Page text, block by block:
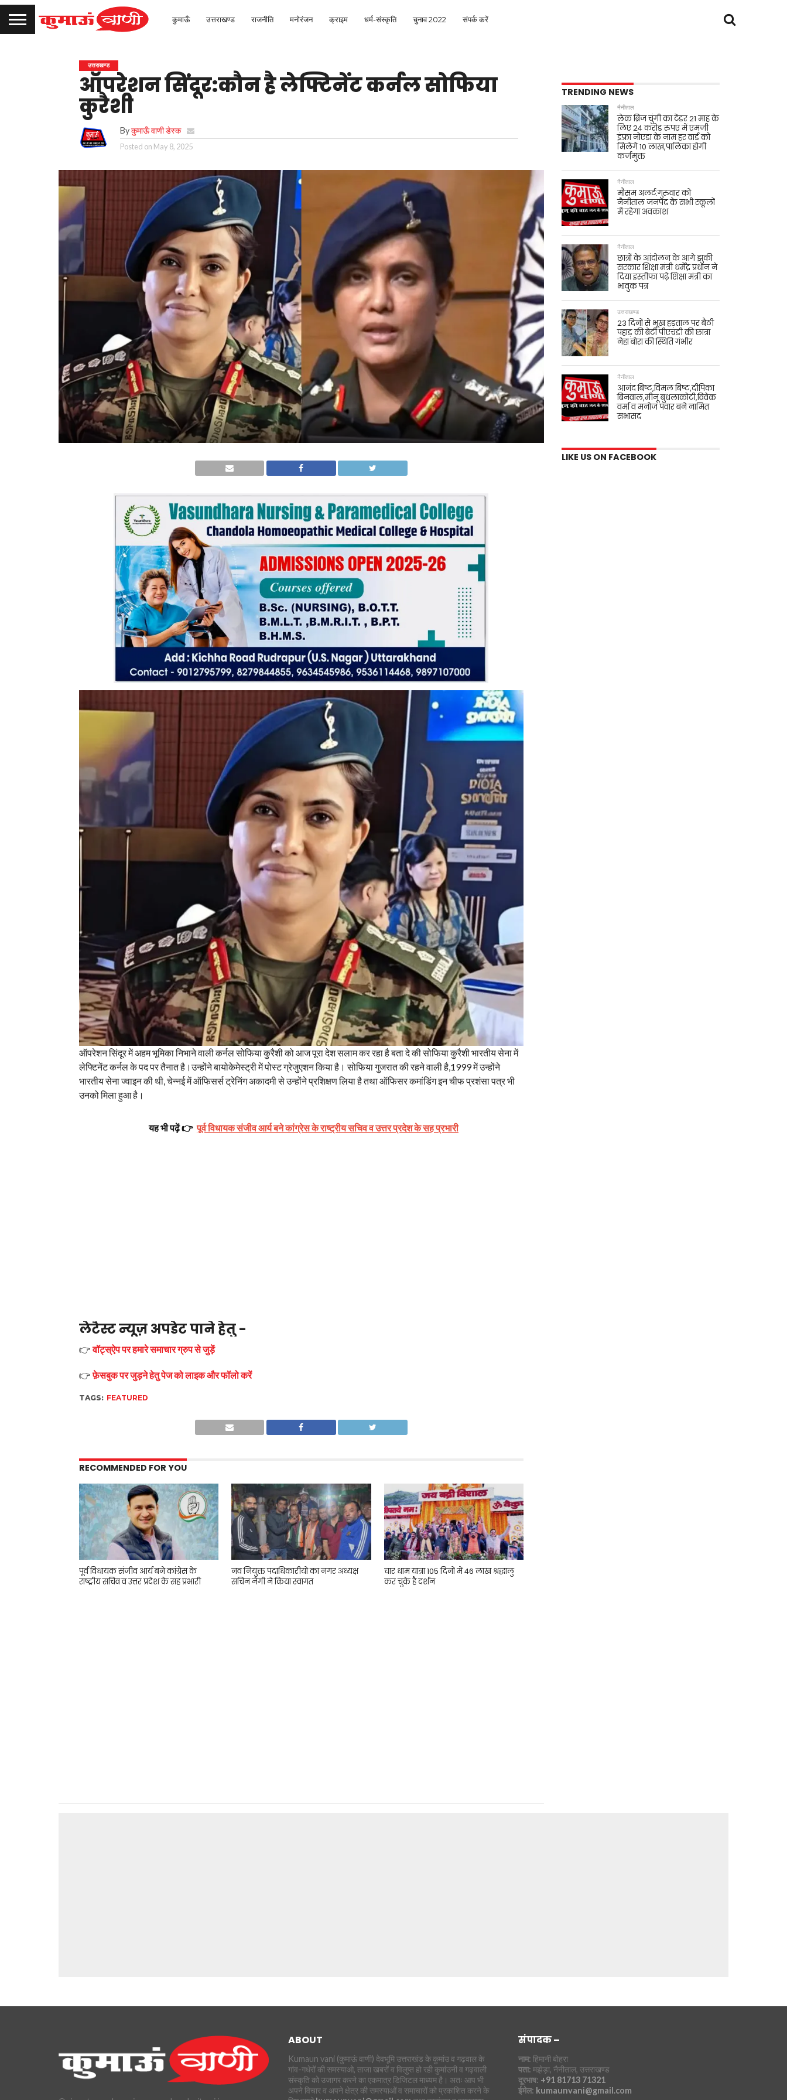
कुमाऊँ उत्तराखण्ड राजनीति मनोरंजन क्राइम धर्म-संस्कृति चुनाव 2022 संपर्क करें
उत्तराखण्ड
ऑपरेशन सिंदूर:कौन है लेफ्टिनेंट कर्नल सोफिया
कुरैशी
Byकुमाऊँ वाणी डेस्क
Posted on May 8, 2025
ऑपरेशन सिंदूर में अहम भूमिका निभाने वाली कर्नल सोफिया कुरैशी को आज पूरा देश सलाम कर रहा है बता दे की सोफिया कुरैशी भारतीय सेना में
लेफ्टिनेंट कर्नल के पद पर तैनात है।उन्होंने बायोकेमेस्ट्री में पोस्ट ग्रेजुएशन किया है। सोफिया गुजरात की रहने वाली है,1999 में उन्होंने
भारतीय सेना ज्वाइन की थी, चेन्नई में ऑफिसर्स ट्रेनिंग अकादमी से उन्होंने प्रशिक्षण लिया है तथा ऑफिसर कमांडिंग इन चीफ प्रशंसा पत्र भी
उनको मिला हुआ है।
यह भी पढ़ें 👉 पूर्व विधायक संजीव आर्य बने कांग्रेस के राष्ट्रीय सचिव व उत्तर प्रदेश के सह प्रभारी
लेटैस्ट न्यूज़ अपडेट पाने हेतु -
👉वॉट्स्ऐप पर हमारे समाचार ग्रुप से जुड़ें
👉फ़ेसबुक पर जुड़ने हेतु पेज को लाइक और फॉलो करें
TAGS: FEATURED
RECOMMENDED FOR YOU
पूर्व विधायक संजीव आर्य बने कांग्रेस के
राष्ट्रीय सचिव व उत्तर प्रदेश के सह प्रभारी
नव नियुक्त पदाधिकारीयो का नगर अध्यक्ष
सचिन नेगी ने किया स्वागत
चार धाम यात्रा 105 दिनों में 46 लाख श्रद्धालु
कर चुके है दर्शन
TRENDING NEWS
नैनीताल
लेक ब्रिज चुंगी का टेंडर 21 माह के
लिए 24 करोड़ रुपए में एमजी
इंफ़्रा नोएडा के नाम हर वार्ड को
मिलेंगे 10 लाख,पालिका होगी
कर्जमुक्त
नैनीताल
मौसम अलर्ट:गुरुवार को
नैनीताल जनपद के सभी स्कूलों
में रहेगा अवकाश
नैनीताल
छात्रों के आंदोलन के आगे झुकी
सरकार शिक्षा मंत्री धर्मेंद्र प्रधान ने
दिया इस्तीफा पढ़े शिक्षा मंत्री का
भावुक पत्र
उत्तराखण्ड
23 दिनों से भूख हड़ताल पर बैठी
पहाड़ की बेटी पीएचडी की छात्रा
नेहा बोरा की स्थिति गंभीर
नैनीताल
आनंद बिष्ट,विमल बिष्ट,दीपिका
बिनवाल,मीनू बुधलाकोटी,विवेक
वर्मा व मनोज पंवार बने नामित
सभासद
LIKE US ON FACEBOOK
ABOUT
Kumaun vani (कुमाऊं वाणी) देवभूमि उत्तराखंड के कुमांउ व गढ़वाल के
गांव-गधेरों की समस्याओ, ताजा खबरों व विलुप्त हो रही कुमांउनी व गढ़वाली
संस्कृति को उजागर करने का एकमात्र डिजिटल माध्यम है। अतः आप भी
अपने विचार व अपने क्षेत्र की समस्याओं व समाचारों को प्रकाशित करने के
संपादक –
नाम: हिमानी बोहरा
पता: मझेड़ा, नैनीताल, उत्तराखण्ड
दूरभाष: +91 81713 71321
ईमेल: kumaunvani@gmail.com